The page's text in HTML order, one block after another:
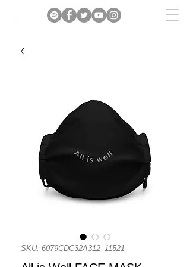
SKU: 6079CDC32A312_11521